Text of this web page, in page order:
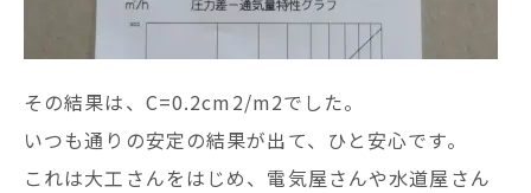
その結果は、C=0.2cm2/m2でした。
いつも通りの安定の結果が出て、ひと安心です。
これは大工さんをはじめ、電気屋さんや水道屋さん